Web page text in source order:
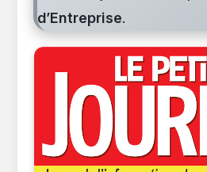
d’Entreprise.